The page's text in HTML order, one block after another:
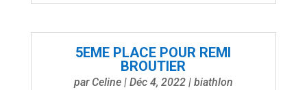
5EME PLACE POUR REMI
BROUTIER
par Celine| Déc 4, 2022| biathlon